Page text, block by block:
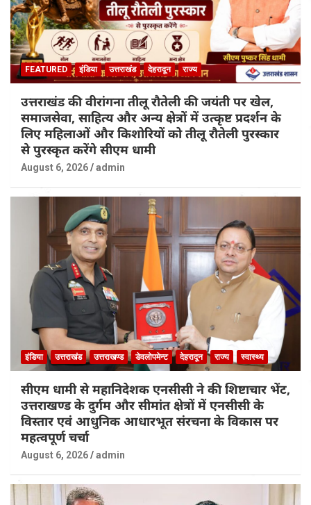
FEATURED इंडिया उत्तराखंड देहरादून राज्य
उत्तराखंड की वीरांगना तीलू रौतेली की जयंती पर खेल,
समाजसेवा, साहित्य और अन्य क्षेत्रों में उत्कृष्ट प्रदर्शन के
लिए महिलाओं और किशोरियों को तीलू रौतेली पुरस्कार
से पुरस्कृत करेंगे सीएम धामी
August 6, 2026 admin
इंडिया उत्तराखंड उत्तराखण्ड डेवलोपमेन्ट देहरादून राज्य स्वास्थ्य
सीएम धामी से महानिदेशक एनसीसी ने की शिष्टाचार भेंट,
उत्तराखण्ड के दुर्गम और सीमांत क्षेत्रों में एनसीसी के
विस्तार एवं आधुनिक आधारभूत संरचना के विकास पर
महत्वपूर्ण चर्चा
August 6, 2026 admin